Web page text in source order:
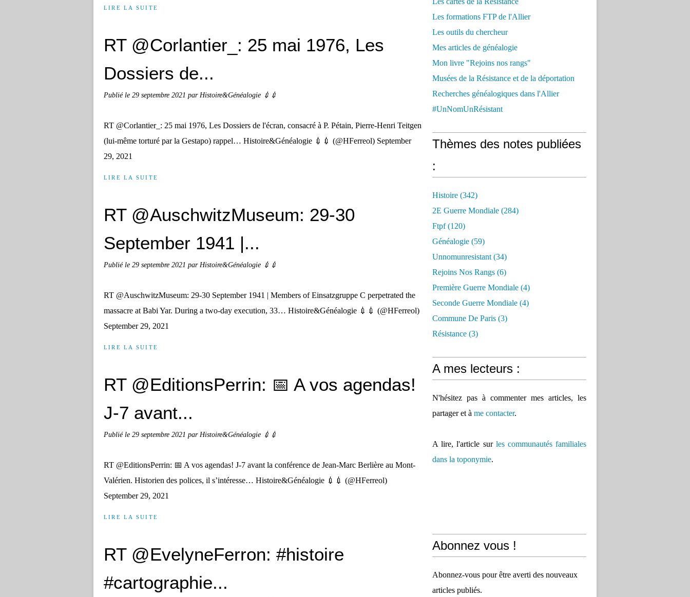
LIRE LA SUITE
RT @Corlantier_: 25 mai 1976, Les
Dossiers de...
Publié le 29 septembre 2021 par Histoire&Généalogie 💉💉
RT @Corlantier_: 25 mai 1976, Les Dossiers de l'écran, consacré à P. Pétain, Pierre-Henri Teitgen
(lui-même torturé par la Gestapo) rappel… Histoire&Généalogie 💉💉 (@HFerreol) September
29, 2021
LIRE LA SUITE
RT @AuschwitzMuseum: 29-30
September 1941 |...
Publié le 29 septembre 2021 par Histoire&Généalogie 💉💉
RT @AuschwitzMuseum: 29-30 September 1941 | Members of Einsatzgruppe C perpetrated the
massacre at Babi Yar. During a two-day execution, 33… Histoire&Généalogie 💉💉 (@HFerreol)
September 29, 2021
LIRE LA SUITE
RT @EditionsPerrin: 📅 A vos agendas!
J-7 avant...
Publié le 29 septembre 2021 par Histoire&Généalogie 💉💉
RT @EditionsPerrin: 📅 A vos agendas! J-7 avant la conférence de Jean-Marc Berlière au Mont-
Valérien. Historien des polices, il s’intéresse… Histoire&Généalogie 💉💉 (@HFerreol)
September 29, 2021
LIRE LA SUITE
RT @EvelyneFerron: #histoire
#cartographie...
Les formations FTP de l'Allier
Les outils du chercheur
Mes articles de généalogie
Mon livre "Rejoins nos rangs"
Musées de la Résistance et de la déportation
Recherches généalogiques dans l'Allier
#UnNomUnRésistant
Thèmes des notes publiées
:
Histoire (342)
2E Guerre Mondiale (284)
Ftpf (120)
Généalogie (59)
Unnomunresistant (34)
Rejoins Nos Rangs (6)
Première Guerre Mondiale (4)
Seconde Guerre Mondiale (4)
Commune De Paris (3)
Résistance (3)
A mes lecteurs :
N'hésitez pas à commenter mes articles, les
partager et à me contacter.
A lire, l'article sur les communautés familiales
dans la toponymie.
Abonnez vous !
Abonnez-vous pour être averti des nouveaux
articles publiés.